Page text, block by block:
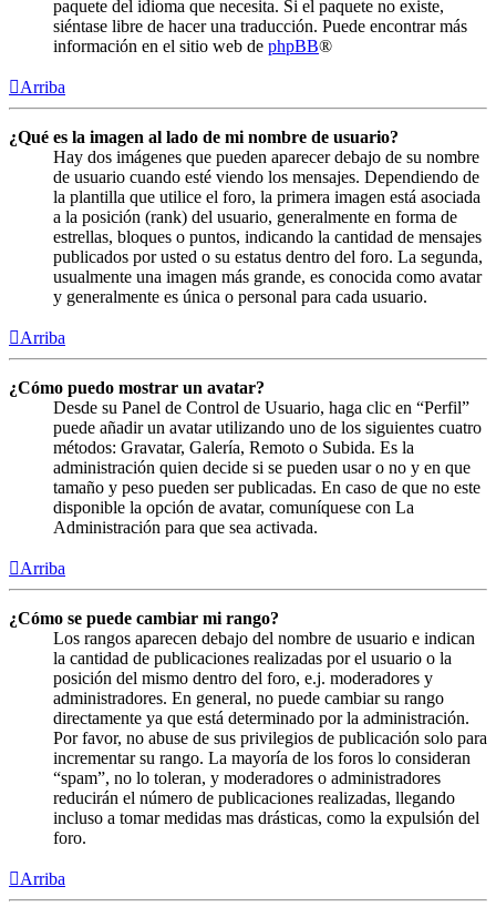
paquete del idioma que necesita. Si el paquete no existe,
siéntase libre de hacer una traducción. Puede encontrar más
información en el sitio web de phpBB®
Arriba
¿Qué es la imagen al lado de mi nombre de usuario?
Hay dos imágenes que pueden aparecer debajo de su nombre
de usuario cuando esté viendo los mensajes. Dependiendo de
la plantilla que utilice el foro, la primera imagen está asociada
a la posición (rank) del usuario, generalmente en forma de
estrellas, bloques o puntos, indicando la cantidad de mensajes
publicados por usted o su estatus dentro del foro. La segunda,
usualmente una imagen más grande, es conocida como avatar
y generalmente es única o personal para cada usuario.
Arriba
¿Cómo puedo mostrar un avatar?
Desde su Panel de Control de Usuario, haga clic en “Perfil”
puede añadir un avatar utilizando uno de los siguientes cuatro
métodos: Gravatar, Galería, Remoto o Subida. Es la
administración quien decide si se pueden usar o no y en que
tamaño y peso pueden ser publicadas. En caso de que no este
disponible la opción de avatar, comuníquese con La
Administración para que sea activada.
Arriba
¿Cómo se puede cambiar mi rango?
Los rangos aparecen debajo del nombre de usuario e indican
la cantidad de publicaciones realizadas por el usuario o la
posición del mismo dentro del foro, e.j. moderadores y
administradores. En general, no puede cambiar su rango
directamente ya que está determinado por la administración.
Por favor, no abuse de sus privilegios de publicación solo para
incrementar su rango. La mayoría de los foros lo consideran
“spam”, no lo toleran, y moderadores o administradores
reducirán el número de publicaciones realizadas, llegando
incluso a tomar medidas mas drásticas, como la expulsión del
foro.
Arriba